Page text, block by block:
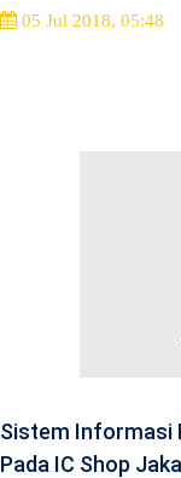
05 Jul 2018, 05:48
Sistem Informasi
Pada IC Shop